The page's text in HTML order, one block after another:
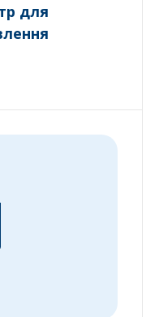
для